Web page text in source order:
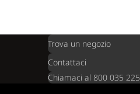
Trova un negozio
Contattaci
Chiamaci al 800 035 225